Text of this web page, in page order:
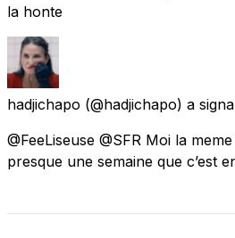
la honte
hadjichapo (@hadjichapo) a
@FeeLiseuse @SFR Moi la
presque une semaine que c’est